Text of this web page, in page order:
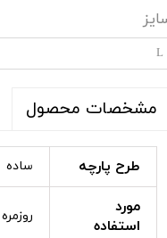
L
مشخصات محصول
طرح پارچه ساده
مورد
استفاده
روزمره